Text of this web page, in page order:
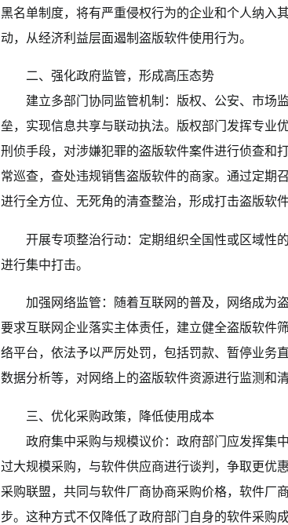
黑名单制度，将有严重侵权行为的企业和个人纳入
动，从经济利益层面遏制盗版软件使用行为。
二、强化政府监管，形成高压态势
建立多部门协同监管机制：版权、公安、市场
垒，实现信息共享与联动执法。版权部门发挥专业
刑侦手段，对涉嫌犯罪的盗版软件案件进行侦查和
常巡查，查处违规销售盗版软件的商家。通过定期
进行全方位、无死角的清查整治，形成打击盗版软件
开展专项整治行动：定期组织全国性或区域性
进行集中打击。
加强网络监管：随着互联网的普及，网络成为
要求互联网企业落实主体责任，建立健全盗版软件
络平台，依法予以严厉处罚，包括罚款、暂停业务
数据分析等，对网络上的盗版软件资源进行监测和
三、优化采购政策，降低使用成本
政府集中采购与规模议价：政府部门应发挥集
过大规模采购，与软件供应商进行谈判，争取更优
采购联盟，共同与软件厂商协商采购价格，软件厂
步。这种方式不仅降低了政府部门自身的软件采购